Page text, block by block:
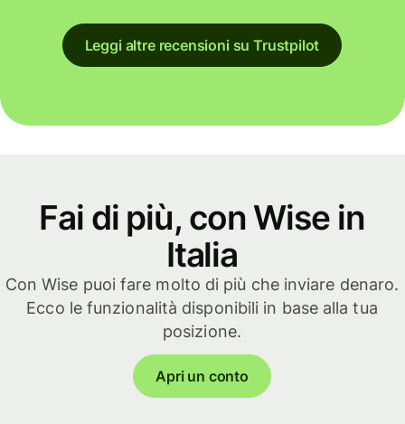
Leggi altre recensioni su Trustpilot
Fai di più, con Wise in
Italia
Con Wise puoi fare molto di più che inviare denaro.
Ecco le funzionalità disponibili in base alla tua
posizione.
Apri un conto